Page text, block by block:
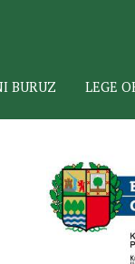
BURUZ LEGE